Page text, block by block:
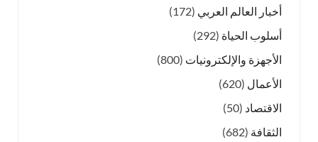
أخبار العالم العربي (172)
أسلوب الحياة (292)
الأجهزة والإلكترونيات (800)
الأعمال (620)
الاقتصاد (50)
الثقافة (682)